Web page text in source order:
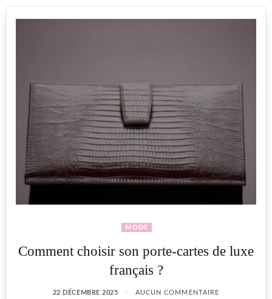
MODE
Comment choisir son porte-cartes de luxe
français ?
22 DÉCEMBRE 2025 AUCUN COMMENTAIRE